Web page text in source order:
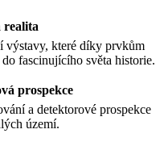
realita
výstavy, které díky prvkům
fascinujícího světa historie.
prospekce
a detektorové prospekce
území.